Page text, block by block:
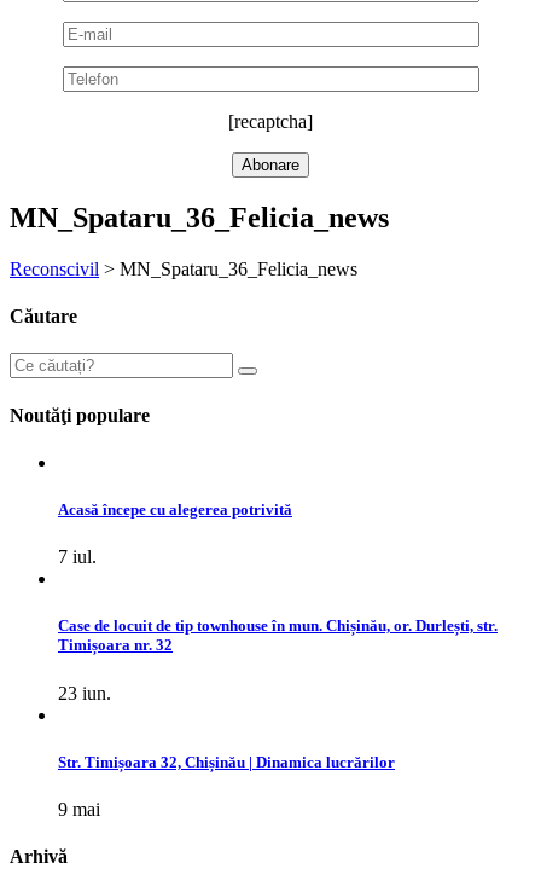
[recaptcha]
MN_Spataru_36_Felicia_news
Reconscivil > MN_Spataru_36_Felicia_news
Căutare
Noutăţi populare
Acasă începe cu alegerea potrivită
7 iul.
Case de locuit de tip townhouse în mun. Chișinău, or. Durlești, str.
Timișoara nr. 32
23 iun.
Str. Timișoara 32, Chișinău | Dinamica lucrărilor
9 mai
Arhivă